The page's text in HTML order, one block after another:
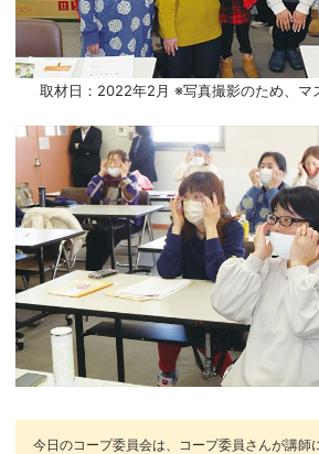
取材日：2022年2月 ※写真撮影のため、マ
今日のコープ委員会は、コープ委員さんが講師